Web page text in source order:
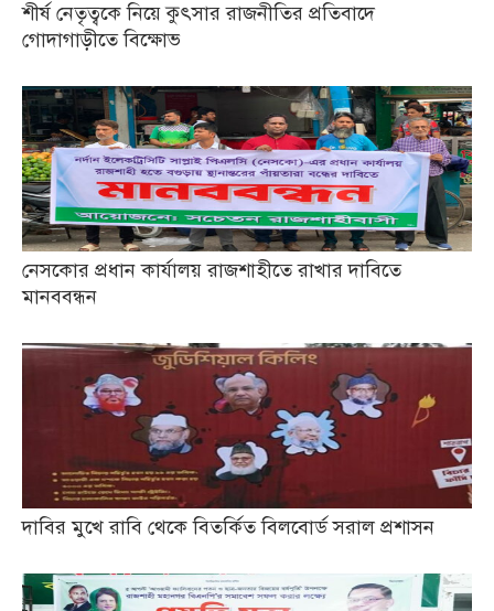
শীর্ষ নেতৃত্বকে নিয়ে কুৎসার রাজনীতির প্রতিবাদে
গোদাগাড়ীতে বিক্ষোভ
নেসকোর প্রধান কার্যালয় রাজশাহীতে রাখার দাবিতে
মানববন্ধন
দাবির মুখে রাবি থেকে বিতর্কিত বিলবোর্ড সরাল প্রশাসন